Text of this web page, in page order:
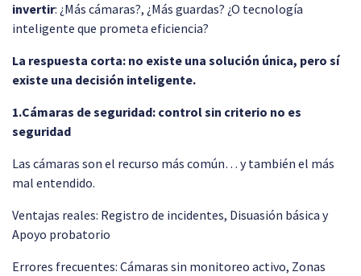
invertir: ¿Más cámaras?, ¿Más guardas? ¿O tecnología
inteligente que prometa eficiencia?
La respuesta corta: no existe una solución única, pero sí
existe una decisión inteligente.
1.Cámaras de seguridad: control sin criterio no es
seguridad
Las cámaras son el recurso más común… y también el más
mal entendido.
Ventajas reales: Registro de incidentes, Disuasión básica y
Apoyo probatorio
Errores frecuentes: Cámaras sin monitoreo activo, Zonas